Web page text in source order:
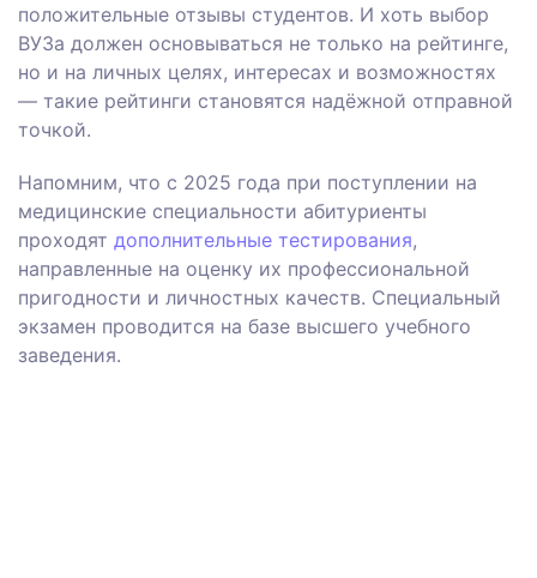
положительные отзывы студентов. И хоть выбор
ВУЗа должен основываться не только на рейтинге,
но и на личных целях, интересах и возможностях
— такие рейтинги становятся надёжной отправной
точкой.
Напомним, что с 2025 года при поступлении на
медицинские специальности абитуриенты
проходят дополнительные тестирования,
направленные на оценку их профессиональной
пригодности и личностных качеств. Специальный
экзамен проводится на базе высшего учебного
заведения.